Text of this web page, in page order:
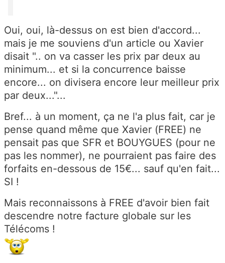
Oui, oui, là-dessus on est bien d'accord...
mais je me souviens d'un article ou Xavier
disait ".. on va casser les prix par deux au
minimum... et si la concurrence baisse
encore... on divisera encore leur meilleur prix
par deux..."...
Bref... à un moment, ça ne l'a plus fait, car je
pense quand même que Xavier (FREE) ne
pensait pas que SFR et BOUYGUES (pour ne
pas les nommer), ne pourraient pas faire des
forfaits en-dessous de 15€... sauf qu'en fait...
SI !
Mais reconnaissons à FREE d'avoir bien fait
descendre notre facture globale sur les
Télécoms !